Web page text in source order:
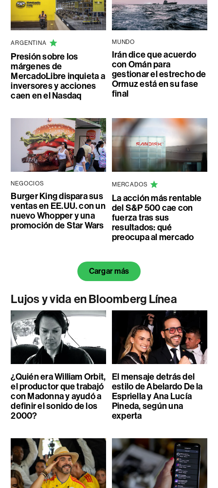
ARGENTINA
Presión sobre los
márgenes de
MercadoLibre inquieta a
inversores y acciones
caen en el Nasdaq
MUNDO
Irán dice que acuerdo
con Omán para
gestionar el estrecho de
Ormuz está en su fase
final
NEGOCIOS
Burger King dispara sus
ventas en EE.UU. con un
nuevo Whopper y una
promoción de Star Wars
MERCADOS
La acción más rentable
del S&P 500 cae con
fuerza tras sus
resultados: qué
preocupa al mercado
Cargar más
Lujos y vida en Bloomberg Línea
¿Quién era William Orbit,
el productor que trabajó
con Madonna y ayudó a
definir el sonido de los
2000?
El mensaje detrás del
estilo de Abelardo De la
Espriella y Ana Lucía
Pineda, según una
experta